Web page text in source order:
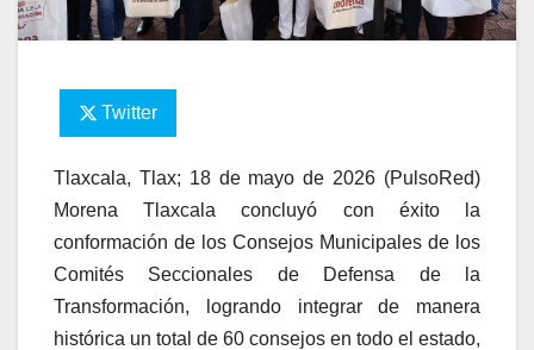
Twitter
Tlaxcala, Tlax; 18 de mayo de 2026 (PulsoRed)
Morena Tlaxcala concluyó con éxito la
conformación de los Consejos Municipales de los
Comités Seccionales de Defensa de la
Transformación, logrando integrar de manera
histórica un total de 60 consejos en todo el estado,